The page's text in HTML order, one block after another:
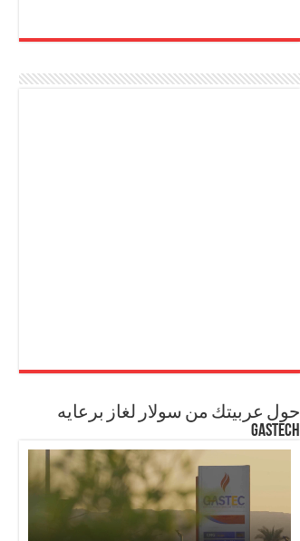
حول عربيتك من سولار لغاز برعايه
GASTECH